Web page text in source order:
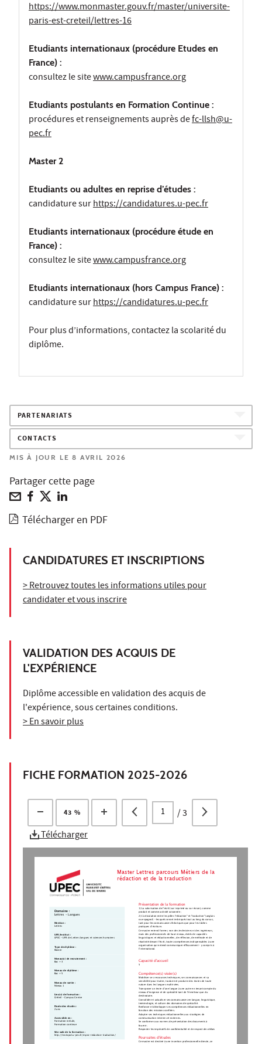
https://www.monmaster.gouv.fr/master/universite-
paris-est-creteil/lettres-16
Etudiants internationaux (procédure Etudes en
France) :
consultez le sitewww.campusfrance.org
Etudiants postulants en Formation Continue :
procédures et renseignements auprès defc-llsh@u-
pec.fr
Master 2
Etudiants ou adultes en reprise d’études :
candidature surhttps://candidatures.u-pec.fr
Etudiants internationaux (procédure étude en
France) :
consultez le sitewww.campusfrance.org
Etudiants internationaux (hors Campus France) :
candidature surhttps://candidatures.u-pec.fr
Pour plus d’informations, contactez la scolarité du
diplôme.
PARTENARIATS
CONTACTS
MIS À JOUR LE 8 AVRIL 2026
Partager cette page
Télécharger en PDF
CANDIDATURES ET INSCRIPTIONS
> Retrouvez toutes les informations utiles pour
candidater et vous inscrire
VALIDATION DES ACQUIS DE
L'EXPÉRIENCE
Diplôme accessible en validation des acquis de
l'expérience, sous certaines conditions.
> En savoir plus
FICHE FORMATION 2025-2026
43 % /3
Télécharger
Master Lettres parcours Métiers de la
rédaction et de la traduction
Présentation de la formation
1) La valorisation de l’écrit (sur imprimé ou sur écran), comme
produit et comme activité raisonnée ;
2) L'articulation entre les pôles "rédaction" et "traduction" (anglais
ou espagnol) – lesquels seront imbriqués tout au long du cursus,
tant pour les connaissances théoriques que pour les tâches
pratiques d’écriture.
Ce master entend former, non des techniciens ni des ingénieurs,
mais des professionnels de haut niveau, dotés de capacités
linguistiques et rédactionnelles, de réflexion, de méthode et de
réactivité devant l’écrit, toutes compétences indispensables à une
organisation qui entend communiquer efficacement – y compris à
l’international.
Capacité d'accueil
5
Compétence(s) visée(s)
Mobiliser ses ressources techniques, ses connaissances et sa
sensibilité pour traiter, traduire et produire des textes de toute
nature dans les langues maîtrisées.
Transposer un texte d’une langue à une autre en tenant compte du
niveau d’exigence et de spécialité tant de l’émetteur que du
destinataire.
Consolider et actualiser ses connaissances en langue, linguistique,
terminologie, et culture des domaines de spécialité.
Renforcer et développer ses compétences rédactionnelles en
fonction des missions confiées.
Adapter ses techniques rédactionnelles aux stratégies de
communication internes et externes.
Se conformer aux normes de présentation des documents à
fournir.
Respecter les impératifs de confidentialité et de respect des délais
Poursuites d'études
Ce master est destiné à une insertion professionnelle directe, ce
Domaine :
Lettres - Langues
Mention :
Lettres
UFR/Institut :
UPEC - UFR de Lettres langues et sciences humaines
Type de diplôme :
Master
Niveau(x) de recrutement :
Bac + 3
Niveau de diplôme :
Bac + 5
Niveau de sortie :
Niveau 1
Lieu(x) de formation :
Créteil - Campus Centre
Durée des études :
2 ans
Accessible en :
Formation initiale,
Formation continue
Site web de la formation :
http://textopol.u-pec.fr/mpro-redaction-traduction/